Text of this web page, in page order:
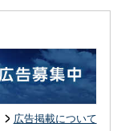
広告掲載について